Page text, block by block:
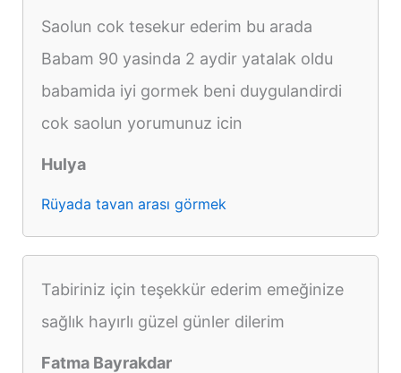
Saolun cok tesekur ederim bu arada
Babam 90 yasinda 2 aydir yatalak oldu
babamida iyi gormek beni duygulandirdi
cok saolun yorumunuz icin
Hulya
Rüyada tavan arası görmek
Tabiriniz için teşekkür ederim emeğinize
sağlık hayırlı güzel günler dilerim
Fatma Bayrakdar